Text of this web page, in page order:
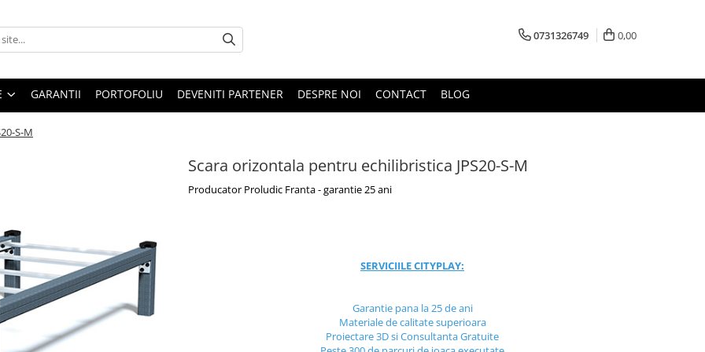
0731326749 0,00
GARANTII PORTOFOLIU DEVENITI PARTENER DESPRE NOI CONTACT BLOG
S-M
Scara orizontala pentru echilibristica JPS20-S-M
Producator Proludic Franta - garantie 25 ani
SERVICIILE CITYPLAY:
Garantie pana la 25 de ani
Materiale de calitate superioara
Proiectare 3D si Consultanta Gratuite